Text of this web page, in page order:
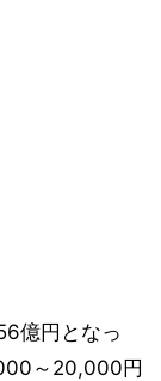
億円となっ
～20,000円